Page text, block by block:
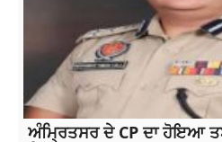
ਅੰਮ੍ਰਿਤਸਰ ਦੇ CP ਦਾ ਹੋਇਆ